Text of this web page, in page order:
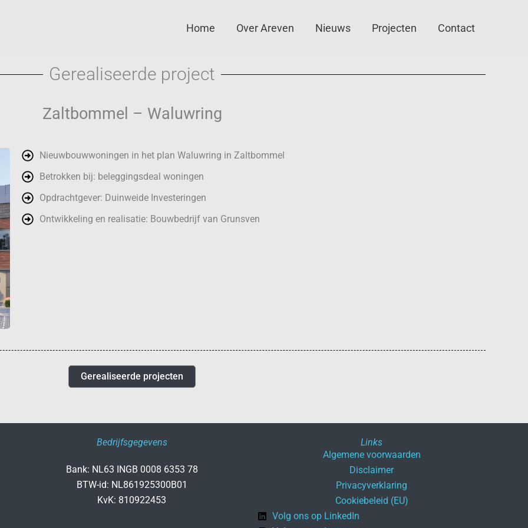
Home Over Areven Nieuws Projecten Contact
Gerealiseerde project
Zaltbommel – Waluwring
Nieuwbouwwoningen in het plan Waluwring in Zaltbommel
Betrokken bij: beleggingsdeal woningen
Opdrachtgever: Duinweide Investeringen
Ontwikkeling en realisatie: Bouwbedrijf van Grunsven
Gerealiseerde projecten
Bedrijfsgegevens
Bank: NL63 INGB 0008 6353 78
BTW-id: NL861925300B01
KvK: 810922453
Links
Algemene voorwaarden
Disclaimer
Privacyverklaring
Cookiebeleid (EU)
Volg ons op LinkedIn